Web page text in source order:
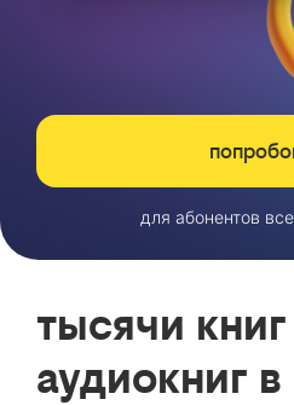
для абонентов
тысячи
аудиокниг в